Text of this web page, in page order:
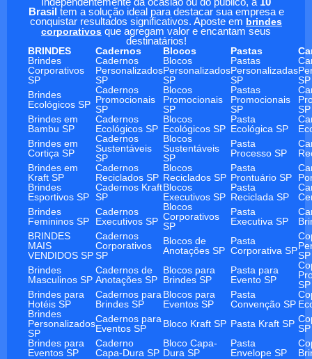
Brasil tem a solução ideal para destacar sua empresa e
conquistar resultados significativos. Aposte em brindes
corporativos que agregam valor e encantam seus
destinatários!
BRINDES
Cadernos Blocos Pastas
Brindes
Corporativos
SP
Cadernos
Personalizados
SP
Blocos
Personalizados
SP
Pastas
Personalizadas
SP
SP
Brindes
Ecológicos SP
Cadernos
Promocionais
SP
Blocos
Promocionais
SP
Pastas
Promocionais
SP
SP
Brindes em
Bambu SP
Cadernos
Ecológicos SP
Blocos
Ecológicos SP
Pasta
Ecológica SP
Brindes em
Cortiça SP
Cadernos
Sustentáveis
SP
Blocos
Sustentáveis
SP
Pasta
Processo SP
Brindes em
Kraft SP
Cadernos
Reciclados SP
Blocos
Reciclados SP
Pasta
Prontuário SP
Brindes
Esportivos SP
Cadernos Kraft
SP
Blocos
Executivos SP
Pasta
Reciclada SP
Brindes
Femininos SP
Cadernos
Executivos SP
Blocos
Corporativos
SP
Pasta
Executiva SP
BRINDES
MAIS
VENDIDOS SP
Cadernos
Corporativos
SP
Blocos de
Anotações SP
Pasta
Corporativa SPSP
Brindes
Masculinos SP
Cadernos de
Anotações SP
Blocos para
Brindes SP
Pasta para
Evento SP
SP
Brindes para
Hotéis SP
Cadernos para
Brindes SP
Blocos para
Eventos SP
Pasta
Convenção SP
Brindes
Personalizados
SP
Cadernos para
Eventos SP
Bloco Kraft SP Pasta Kraft SP SP
Brindes para
Eventos SP
Caderno
Capa-Dura SP
Bloco Capa-
Dura SP
Pasta
Envelope SP